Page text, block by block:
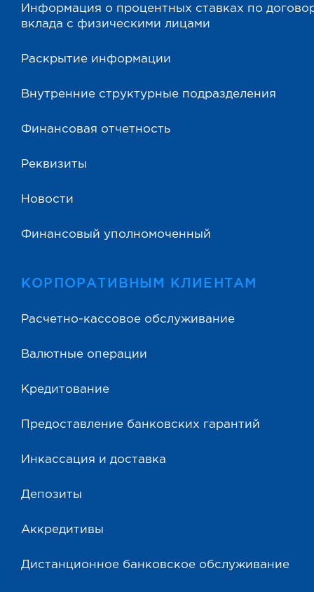
Информация о процентных ставках по
вклада с физическими лицами
Раскрытие информации
Внутренние структурные подразделения
Финансовая отчетность
Реквизиты
Новости
Финансовый уполномоченный
КОРПОРАТИВНЫМ КЛИЕНТАМ
Расчетно-кассовое обслуживание
Валютные операции
Кредитование
Предоставление банковских гарантий
Инкассация и доставка
Депозиты
Аккредитивы
Дистанционное банковское обслуживание